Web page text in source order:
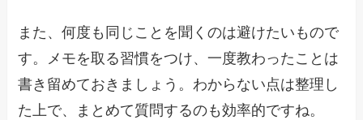
また、何度も同じことを聞くのは避けたいもので
す。メモを取る習慣をつけ、一度教わったことは
書き留めておきましょう。わからない点は整理し
た上で、まとめて質問するのも効率的ですね。